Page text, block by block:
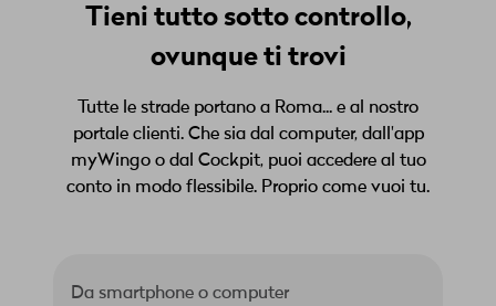
Tieni tutto sotto controllo,
ovunque ti trovi
Tutte le strade portano a Roma... e al nostro
portale clienti. Che sia dal computer, dall'app
myWingo o dal Cockpit, puoi accedere al tuo
conto in modo flessibile. Proprio come vuoi tu.
Da smartphone o computer